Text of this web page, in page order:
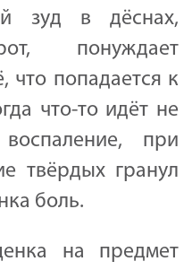
зуд в дёснах,
понуждает
что попадается к
что-то идёт не
при
твёрдых гранул
боль.
на предмет